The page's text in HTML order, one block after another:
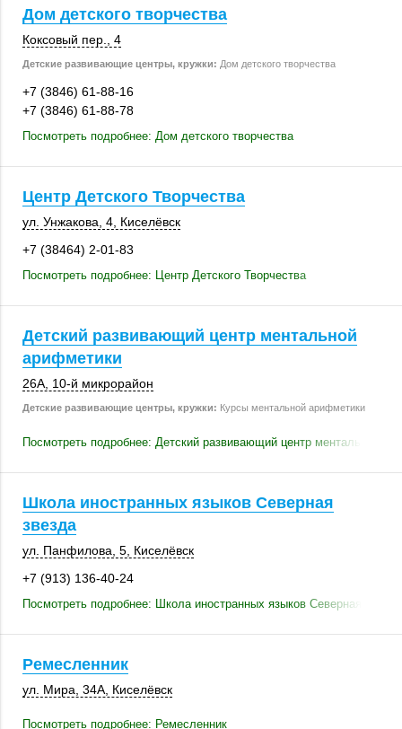
Дом детского творчества
Коксовый пер., 4
Детские развивающие центры, кружки: Дом детского творчества
+7 (3846) 61-88-16
+7 (3846) 61-88-78
Посмотреть подробнее: Дом детского творчества
Центр Детского Творчества
ул. Унжакова, 4 Киселёвск
+7 (38464) 2-01-83
Посмотреть подробнее: Центр Детского Творчества
Детский развивающий центр ментальной
арифметики
26А 10-й микрорайон
Детские развивающие центры, кружки: Курсы ментальной арифметики
Посмотреть подробнее: Детский развивающий центр ментальной
Школа иностранных языков Северная
звезда
ул. Панфилова, 5 Киселёвск
+7 (913) 136-40-24
Посмотреть подробнее: Школа иностранных языков Северная звезда
Ремесленник
ул. Мира 34А Киселёвск
Посмотреть подробнее: Ремесленник